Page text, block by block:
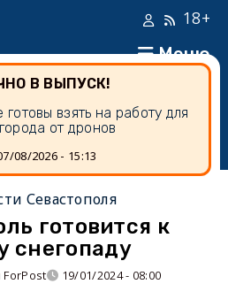
Меню
18+
В ВЫПУСК!
взять на работу для
от дронов
08/2026 - 15:13
Севастополя
готовится к
снегопаду
19/01/2024 - 08:00